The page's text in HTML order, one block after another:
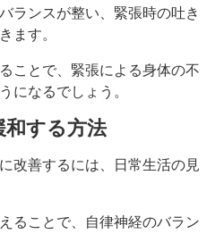
ランスが整い、緊張時の吐き
ます。
ことで、緊張による身体の不
になるでしょう。
和する方法
改善するには、日常生活の見
ることで、自律神経のバラン